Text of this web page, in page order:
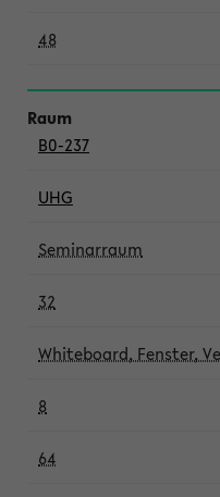
48
B0-237
UHG
Seminarraum
32
Whiteboard, Fenster,
8
64